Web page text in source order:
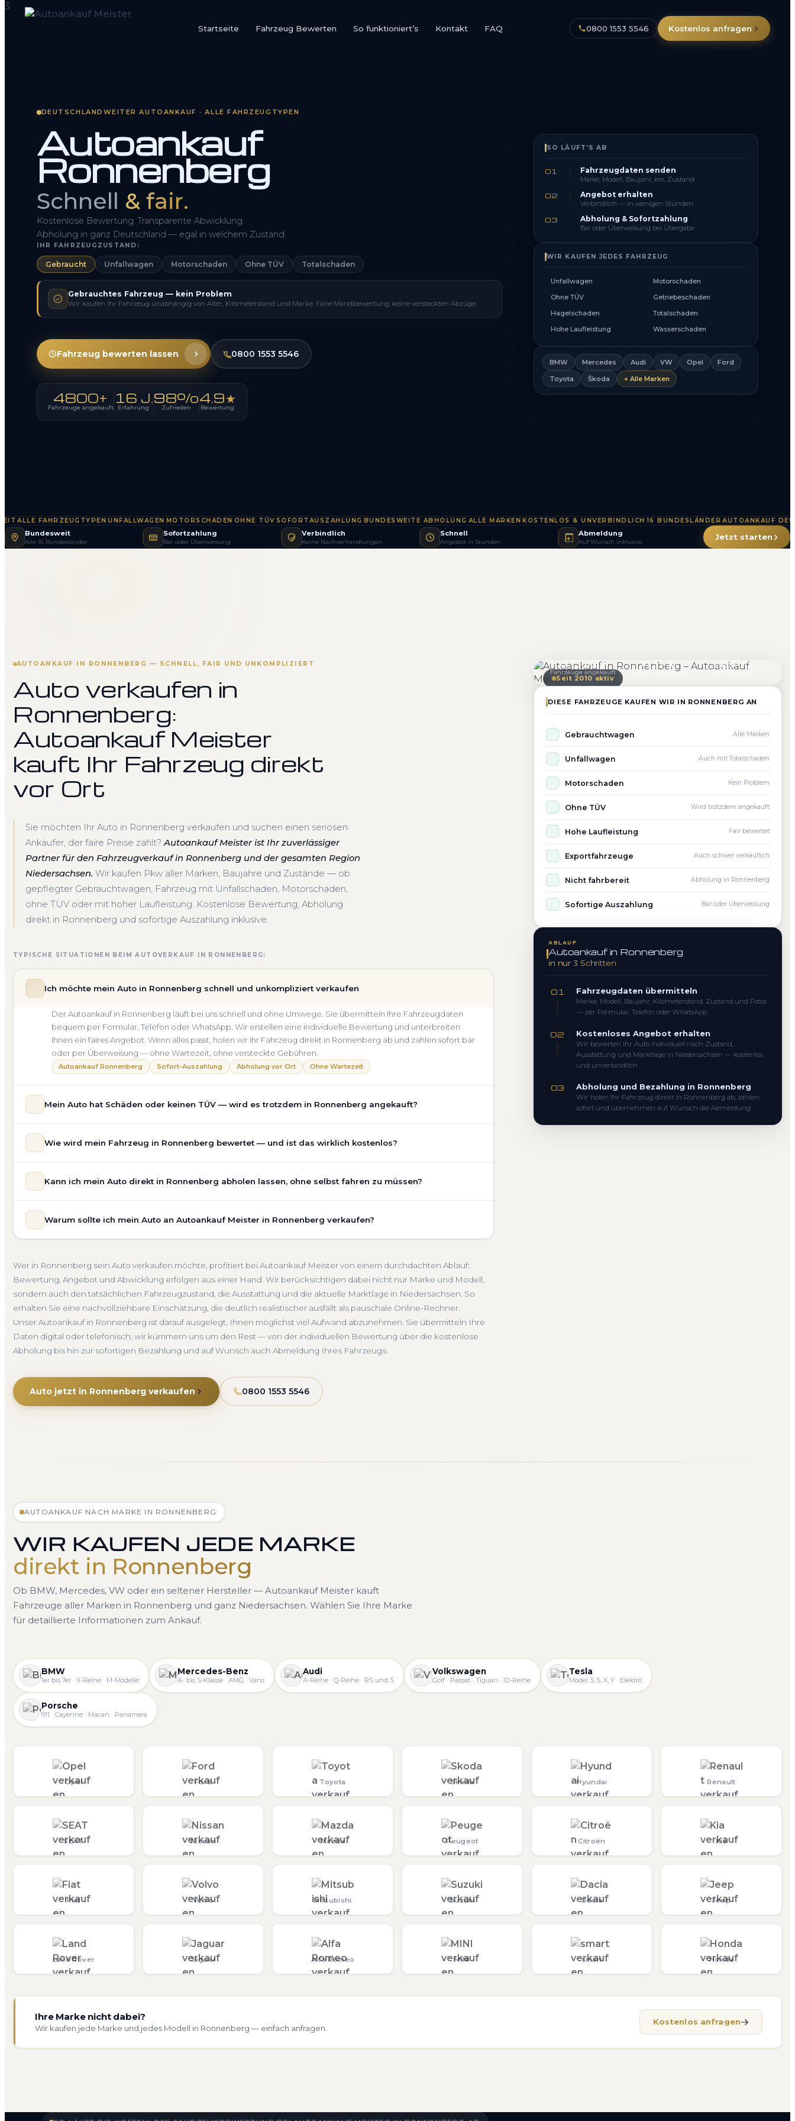
Startseite Fahrzeug Bewerten So funktioniert’s Kontakt FAQ 0800 1553 5546 Kostenlos anfragen
Kontakt
DEUTSCHLANDWEITER AUTOANKAUF · ALLE FAHRZEUGTYPEN
Autoankauf
Ronnenberg
Schnell & fair.
Kostenlose Bewertung. Transparente Abwicklung.
Abholung in ganz Deutschland — egal in welchem Zustand.
IHR FAHRZEUGZUSTAND:
Gebraucht Unfallwagen Motorschaden Ohne TÜV Totalschaden
Gebrauchtes Fahrzeug — kein Problem
Wir kaufen Ihr Fahrzeug unabhängig von Alter, Kilometerstand und Marke. Faire Marktbewertung, keine versteckten Abzüge.
Fahrzeug bewerten lassen 0800 1553 5546
4800+
Fahrzeuge angekauft
16 J.
Erfahrung
98%
Zufrieden
4.9★
Bewertung
SO LÄUFT’S AB
01 Fahrzeugdaten senden
Marke, Modell, Baujahr, km, Zustand
02 Angebot erhalten
Verbindlich — in wenigen Stunden
03 Abholung & Sofortzahlung
Bar oder Überweisung bei Übergabe
WIR KAUFEN JEDES FAHRZEUG
Unfallwagen
Motorschaden
Ohne TÜV
Getriebeschaden
Hagelschaden
Totalschaden
Hohe Laufleistung
Wasserschaden
BMW Mercedes Audi VW Opel
Ford
Toyota
Škoda + Alle Marken
FAHRZEUGTYPEN·UNFALLWAGEN·MOTORSCHADEN ·OHNE TÜV·SOFORTAUSZAHLUNG BUNDESWEITE ABHOLUNG ALLE MARKEN·KOSTENLOS & UNVERBINDLICH·16 BUNDESLÄNDER·AUTOANKAUF
Bundesweit
Alle 16 Bundesländer
Sofortzahlung
Bar oder Überweisung
Verbindlich
Keine Nachverhandlungen
Schnell
Angebot in Stunden
Abmeldung
Auf Wunsch inklusive Jetzt starten
AUTOANKAUF IN RONNENBERG — SCHNELL, FAIR UND UNKOMPLIZIERT
Auto verkaufen in
Ronnenberg:
Autoankauf Meister
kauft Ihr Fahrzeug direkt
vor Ort
Sie möchten Ihr Auto in Ronnenberg verkaufen und suchen einen seriösen
Ankäufer, der faire Preise zahlt?Autoankauf Meister ist Ihr zuverlässiger
Partner für den Fahrzeugverkauf in Ronnenberg und der gesamten Region
Niedersachsen. Wir kaufen Pkw aller Marken, Baujahre und Zustände — ob
gepflegter Gebrauchtwagen, Fahrzeug mit Unfallschaden, Motorschaden,
ohne TÜV oder mit hoher Laufleistung. Kostenlose Bewertung, Abholung
direkt in Ronnenberg und sofortige Auszahlung inklusive.
TYPISCHE SITUATIONEN BEIM AUTOVERKAUF IN RONNENBERG:
Ich möchte mein Auto in Ronnenberg schnell und unkompliziert verkaufen
Der Autoankauf in Ronnenberg läuft bei uns schnell und ohne Umwege. Sie übermitteln Ihre Fahrzeugdaten
bequem per Formular, Telefon oder WhatsApp. Wir erstellen eine individuelle Bewertung und unterbreiten
Ihnen ein faires Angebot. Wenn alles passt, holen wir Ihr Fahrzeug direkt in Ronnenberg ab und zahlen sofort bar
oder per Überweisung — ohne Wartezeit, ohne versteckte Gebühren.
Autoankauf Ronnenberg Sofort-Auszahlung Abholung vor Ort Ohne Wartezeit
Mein Auto hat Schäden oder keinen TÜV — wird es trotzdem in Ronnenberg angekauft?
allgemeinem Reparaturbedarf direkt in Ronnenberg an. Der Zustand Ihres Fahrzeugs fließt transparent in unsere
Unfallwagen Ronnenberg Motorschaden Ohne TÜV Getriebeschaden Faire Bewertung
Wie wird mein Fahrzeug in Ronnenberg bewertet — und ist das wirklich kostenlos?
prüfen Marke, Modell, Baujahr, Kilometerstand, Ausstattung, Pflegezustand und die aktuelle Marktlage. So
Kostenlose Bewertung Marktwert Ronnenberg Unverbindlich Seriöse Einschätzung
Kann ich mein Auto direkt in Ronnenberg abholen lassen, ohne selbst fahren zu müssen?
Adresse — egal ob zu Hause, am Arbeitsplatz oder an einem Treffpunkt Ihrer Wahl in Ronnenberg und
Warum sollte ich mein Auto an Autoankauf Meister in Ronnenberg verkaufen?
ein verbindliches Angebot und auf Wunsch den kompletten Service von der Abholung bis zur Abmeldung. Über
4.800 zufriedene Kunden sprechen für sich.
Seit 2010 4.800+ Ankäufe Komplettservice Niedersachsen
Wer in Ronnenberg sein Auto verkaufen möchte, profitiert bei Autoankauf Meister von einem durchdachten Ablauf:
Bewertung, Angebot und Abwicklung erfolgen aus einer Hand. Wir berücksichtigen dabei nicht nur Marke und Modell,
sondern auch den tatsächlichen Fahrzeugzustand, die Ausstattung und die aktuelle Marktlage in Niedersachsen. So
erhalten Sie eine nachvollziehbare Einschätzung, die deutlich realistischer ausfällt als pauschale Online-Rechner.
Unser Autoankauf in Ronnenberg ist darauf ausgelegt, Ihnen möglichst viel Aufwand abzunehmen. Sie übermitteln Ihre
Daten digital oder telefonisch, wir kümmern uns um den Rest — von der individuellen Bewertung über die kostenlose
Abholung bis hin zur sofortigen Bezahlung und auf Wunsch auch Abmeldung Ihres Fahrzeugs.
Auto jetzt in Ronnenberg verkaufen 0800 1553 5546
Seit 2010 aktiv
4.800+
Fahrzeuge angekauft
4.9 ★
Kundenbewertung
98%
DIESE FAHRZEUGE KAUFEN WIR IN RONNENBERG AN
Gebrauchtwagen Alle Marken
Unfallwagen Auch mit Totalschaden
Motorschaden Kein Problem
Ohne TÜV Wird trotzdem angekauft
Hohe Laufleistung Fair bewertet
Exportfahrzeuge Auch schwer verkäuflich
Nicht fahrbereit Abholung in Ronnenberg
Sofortige Auszahlung Bar oder Überweisung
ABLAUF
Autoankauf in Ronnenberg
in nur 3 Schritten
01 Fahrzeugdaten übermitteln
Marke, Modell, Baujahr, Kilometerstand, Zustand und Fotos
— per Formular, Telefon oder WhatsApp
02 Kostenloses Angebot erhalten
Wir bewerten Ihr Auto individuell nach Zustand,
Ausstattung und Marktlage in Niedersachsen — kostenlos
und unverbindlich
03 Abholung und Bezahlung in Ronnenberg
Wir holen Ihr Fahrzeug direkt in Ronnenberg ab, zahlen
sofort und übernehmen auf Wunsch die Abmeldung
AUTOANKAUF NACH MARKE IN RONNENBERG
WIR KAUFEN JEDE MARKE
direkt in Ronnenberg
Ob BMW, Mercedes, VW oder ein seltener Hersteller — Autoankauf Meister kauft
Fahrzeuge aller Marken in Ronnenberg und ganz Niedersachsen. Wählen Sie Ihre Marke
für detaillierte Informationen zum Ankauf.
BMW
1er bis 7er · X-Reihe · M-Modelle
Mercedes-Benz
A- bis S-Klasse · AMG · Vans
Audi
A-Reihe · Q-Reihe · RS und S
Volkswagen
Golf · Passat · Tiguan · ID-Reihe
Tesla
Model 3, S, X, Y · Elektro
Porsche
911 · Cayenne · Macan · Panamera
Opel Ford Toyota Skoda Hyundai Renault
SEAT Nissan Mazda Peugeot Citroën Kia
Fiat Volvo Mitsubishi Suzuki Dacia Jeep
Land Rover Jaguar Alfa Romeo MINI smart Honda
Ihre Marke nicht dabei?
Wir kaufen jede Marke und jedes Modell in Ronnenberg — einfach anfragen.
Kostenlos anfragen